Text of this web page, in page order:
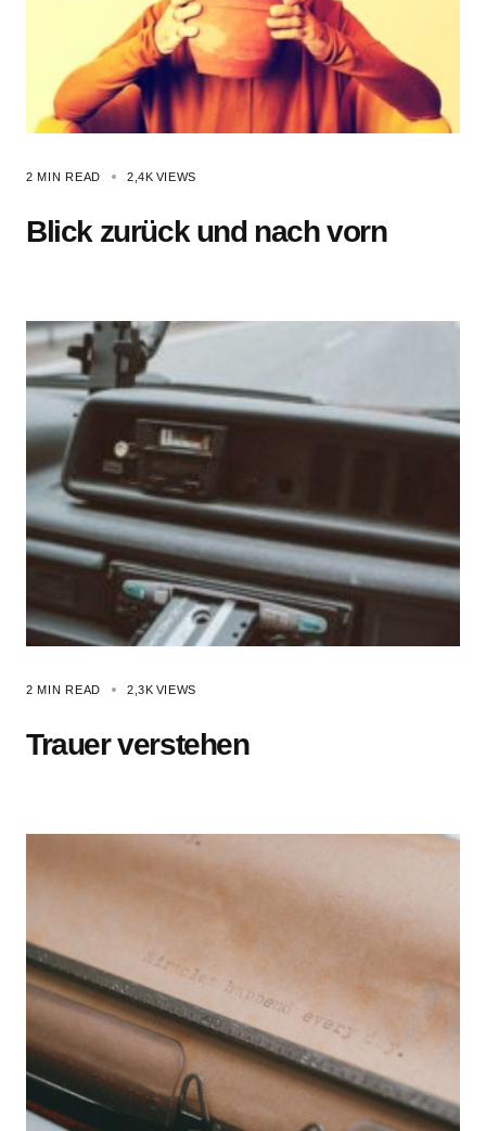
2 MIN READ 2,4K VIEWS
Blick zurück und nach vorn
2 MIN READ 2,3K VIEWS
Trauer verstehen